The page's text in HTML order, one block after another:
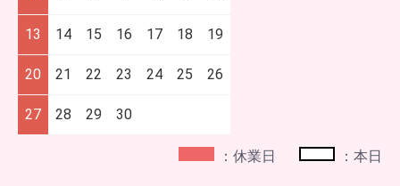
13 14 15 16 17 18 19
20 21 22 23 24 25 26
27 28 29 30
：休業日 ：本日